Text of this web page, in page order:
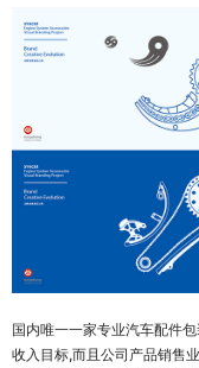
国内唯一一家专业汽车配件
收入目标,而且公司产品销售